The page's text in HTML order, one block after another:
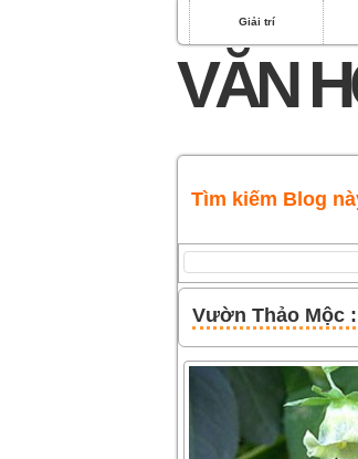
Giải trí
VĂN
Tìm kiếm Blog
Vườn Thảo Mộc